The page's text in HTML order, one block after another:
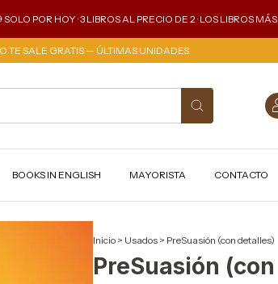
POR HOY · 3 LIBROS AL PRECIO DE 2 · LOS LIBROS MÁS
TE SALE GRATIS — ÚLTIMAS UNIDADES
BOOKS IN ENGLISH MAYORISTA CONTACTO
Inicio > Usados > PreSuasión (con detalles)
PreSuasión